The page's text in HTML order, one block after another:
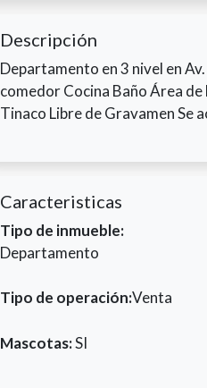
Descripción
Departamento en 3 nivel en
comedor Cocina Baño Área
Tinaco Libre de Gravamen Se
Caracteristicas
Tipo de inmueble:
Departamento
Tipo de operación:Venta
Mascotas:SI